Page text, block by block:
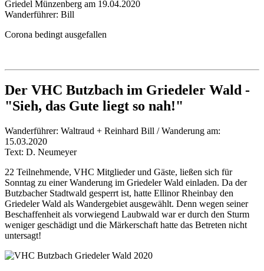
Griedel Münzenberg am 19.04.2020
Wanderführer: Bill
Corona bedingt ausgefallen
Der VHC Butzbach im Griedeler Wald -
"Sieh, das Gute liegt so nah!"
Wanderführer: Waltraud + Reinhard Bill / Wanderung am:
15.03.2020
Text: D. Neumeyer
22 Teilnehmende, VHC Mitglieder und Gäste, ließen sich für
Sonntag zu einer Wanderung im Griedeler Wald einladen. Da der
Butzbacher Stadtwald gesperrt ist, hatte Ellinor Rheinbay den
Griedeler Wald als Wandergebiet ausgewählt. Denn wegen seiner
Beschaffenheit als vorwiegend Laubwald war er durch den Sturm
weniger geschädigt und die Märkerschaft hatte das Betreten nicht
untersagt!